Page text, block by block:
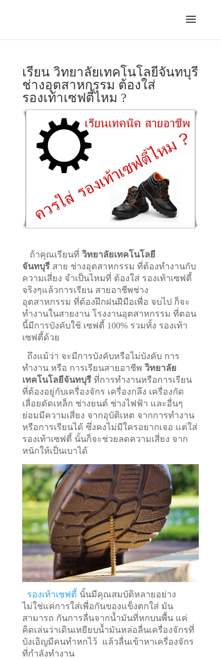
เรียน วิทยาลัยเทคโนโลยีจันทบุรี
ช่างอุตสาหกรรม ต้องใส่
รองเท้าเซฟตี้ไหม ?
ถ้าคุณเรียนที่ วิทยาลัยเทคโนโลยี
จันทบุรีสาย ช่างอุตสาหกรรม ที่ต้องทำงานกับ
ความเสี่ยง จำเป็นไหมที่ ต้องใส่ รองเท้าเซฟตี้
จริงๆแล้วการเรียน สายอาชีพช่าง
อุตสาหกรรม ที่ต้องฝึกฝนฝีมือเพื่อ จบไป ก็จะ
ทำงานในสายงาน โรงงานอุตสาหกรรม ที่ตอน
นี้มีการบังคับใช้ เซฟตี้ 100% รวมทั้ง รองเท้า
เซฟตี้ด้วย
ถึงแม้ว่า จะมีการบังคับหรือไม่บังคับ การ
ทำงาน หรือ การเรียนสายอาชีพ วิทยาลัย
เทคโนโลยีจันทบุรีที่การทำงานหรือการเรียน
ที่ต้องอยู่กับเครื่องจักร เครื่องกลึง เครื่องกัด
เลื่อยตัดเหล็ก ช่างยนต์ ช่างไฟฟ้า และอื่นๆ
ย่อมมีความเสี่ยง จากอุบัติเหต จากการทำงาน
หรือการเรียนได้ ซึ่งคงไม่มีใครอยากเจอ แต่ใส่
รองเท้าเซฟตี้ นั้นก็จะช่วยลดความเสี่ยง จาก
หนักให้เป็นเบาได้
รองเท้าเซฟตี้ นั้นมีคุณสมบัติหลายอย่าง
ไม่ใช่แค่การใส่เพื่อกันของแข็งตกใส่ มัน
สามารถ กันการลื่นจากน้ำมันที่หกบนพื้น แค่
คิดเล่นว่าเดินเหยียบน้ำมันหล่อลื่นเครื่องจักรที่
บังเอิญมีคนทำหกไว้ แล้วลื่นเข้าหาเครื่องจักร
ที่กำลังทำงาน